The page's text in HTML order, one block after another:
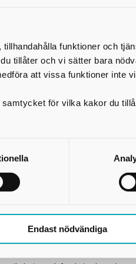
funktioner och
tillåter och vi sätter bara
att vissa funktioner inte
för vilka kakor du
Endast nödvändiga
om vad som kan främja
och förebyggande
med skolan som arenakan du
är att öka den psykiska hälsan
används på skoltid finns
träffar för
i Skövde kommer att följa och
inom satsningen
om den